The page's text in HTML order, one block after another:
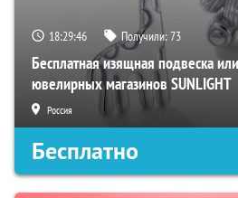
18:29:45 Получили:73
Бесплатная изящная подвеска
ювелирных магазинов SUNLIGHT
Россия
Бесплатно